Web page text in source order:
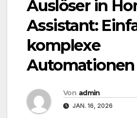
Auslöser in
Assistant:
komplexe
Automationen
Von admin
JAN. 16, 2026